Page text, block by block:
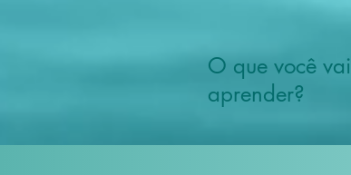
O que você vai
aprender?